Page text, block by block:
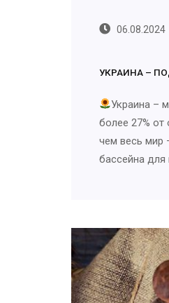
06.08.2024
УКРАИНА –
Украина –
более 27%
чем весь мир
бассейна для